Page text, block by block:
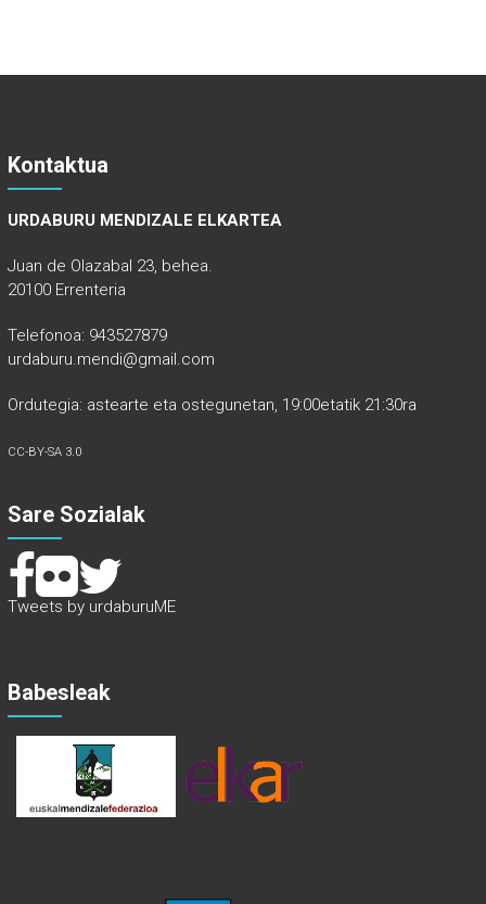
Kontaktua
URDABURU MENDIZALE ELKARTEA
Juan de Olazabal 23, behea.
20100 Errenteria
Telefonoa: 943527879
urdaburu.mendi@gmail.com
Ordutegia: astearte eta ostegunetan, 19:00etatik 21:30ra
CC-BY-SA 3.0
Sare Sozialak
Tweets by urdaburuME
Babesleak